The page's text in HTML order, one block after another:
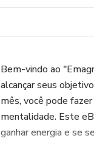
Bem-vindo ao
alcançar seus
mês, você pode
mentalidade. Este
ganhar energia e se